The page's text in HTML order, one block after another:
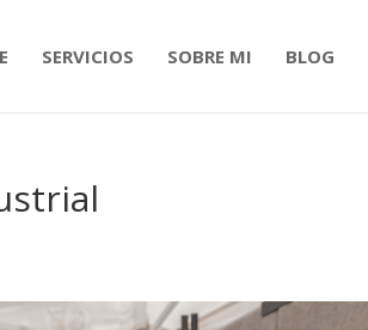
SERVICIOS SOBRE MI BLOG